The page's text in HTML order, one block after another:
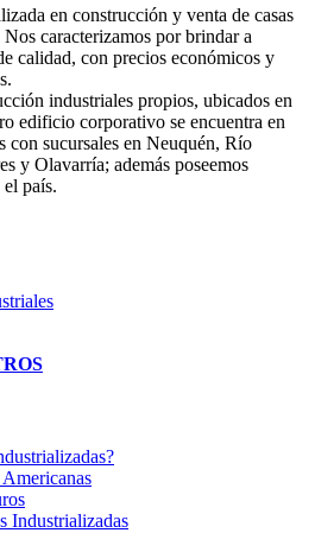
en construcción y venta de casas
caracterizamos por brindar a
calidad, con precios económicos y
industriales propios, ubicados en
edificio corporativo se encuentra en
con sucursales en Neuquén, Río
y Olavarría; además poseemos
país.
Americanas
Industrializadas